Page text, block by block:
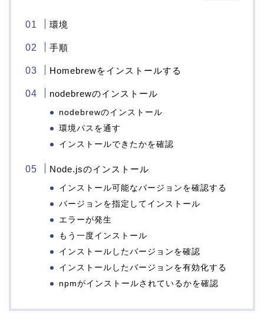
環境
手順
Homebrewをインストールする
nodebrewのインストール
nodebrewのインストール
環境パスを通す
インストールできたかを確認
Node.jsのインストール
インストール可能なバージョンを確認する
バージョンを指定してインストール
エラーが発生
もう一度インストール
インストールしたバージョンを確認
インストールしたバージョンを有効化する
npmがインストールされているかを確認